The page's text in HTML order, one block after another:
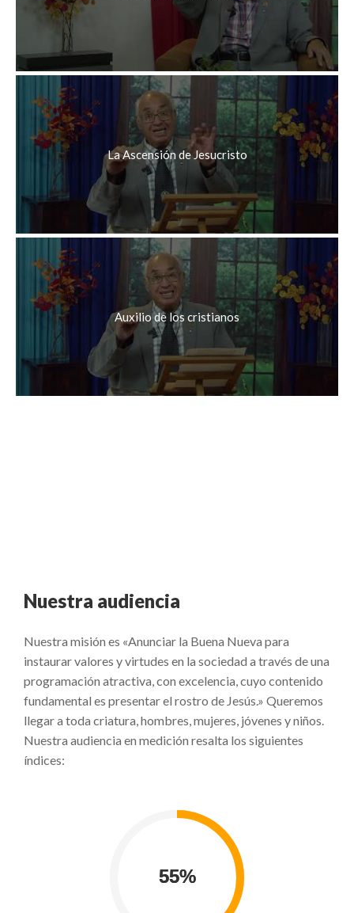
La Ascensión de Jesucristo
Auxilio de los cristianos
Nuestra audiencia
Nuestra misión es «Anunciar la Buena Nueva para
instaurar valores y virtudes en la sociedad a través de una
programación atractiva, con excelencia, cuyo contenido
fundamental es presentar el rostro de Jesús.» Queremos
llegar a toda criatura, hombres, mujeres, jóvenes y niños.
Nuestra audiencia en medición resalta los siguientes
índices: